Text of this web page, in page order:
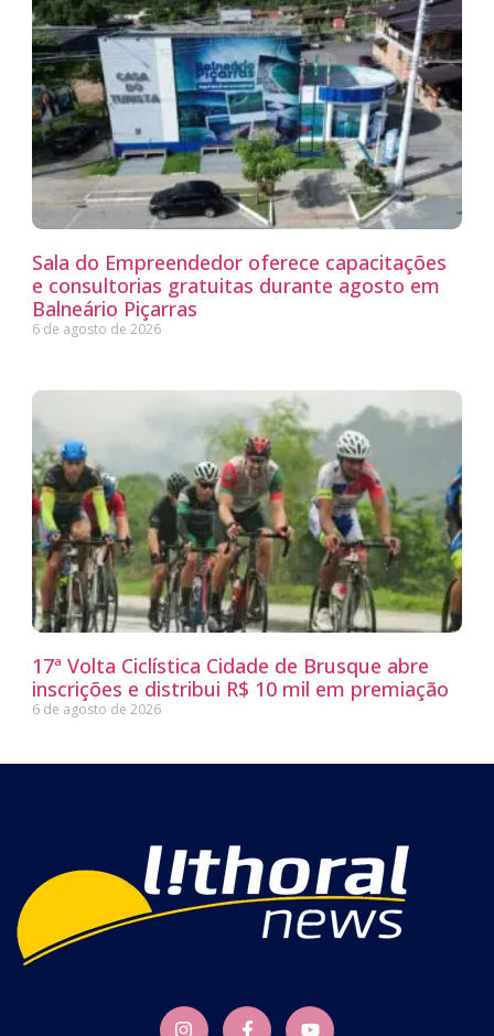
Sala do Empreendedor oferece capacitações
e consultorias gratuitas durante agosto em
Balneário Piçarras
6 de agosto de 2026
17ª Volta Ciclística Cidade de Brusque abre
inscrições e distribui R$ 10 mil em premiação
6 de agosto de 2026